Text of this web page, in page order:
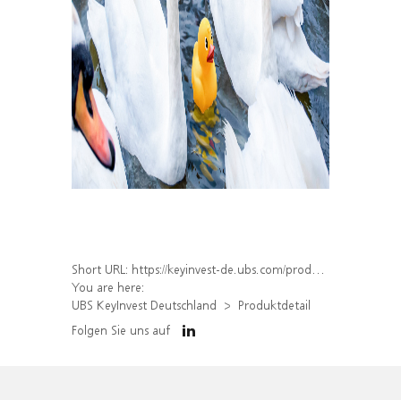
Short URL: https://keyinvest-de.ubs.com/produkt/detail/index/isin/DE000WA6YE82
You are here:
UBS KeyInvest Deutschland
Produktdetail
Folgen Sie uns auf